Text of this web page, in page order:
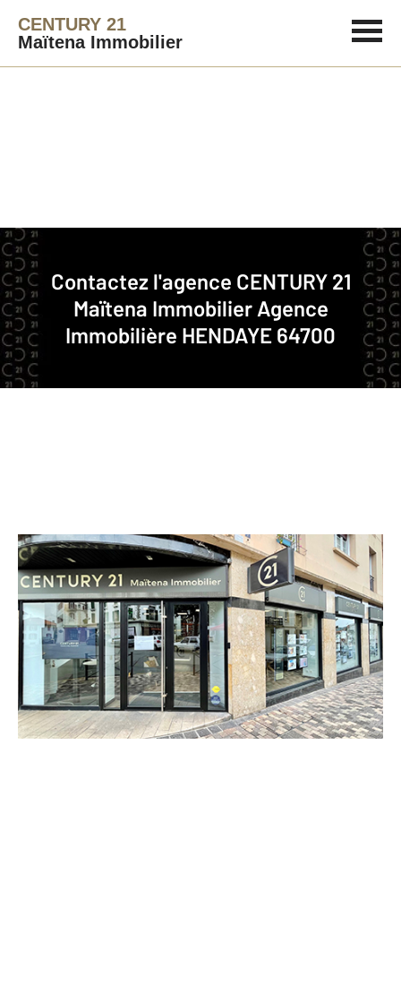
CENTURY 21
Maïtena Immobilier
Contactez l'agence CENTURY 21
Maïtena ImmobilierAgence
Immobilière HENDAYE 64700
Agence immobilière
Notre agence à HENDAYE
CENTURY 21 Maïtena Immobilier
7 rue du Port
HENDAYE - 64700
Envoyer un message
Téléphoner à l'agence